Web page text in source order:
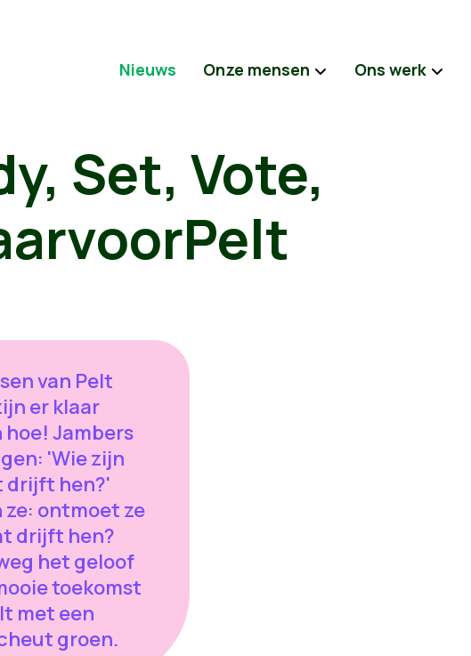
Nieuws Onze mensen Ons werk
Set, Vote,
van Pelt
er klaar
hoe! Jambers
'Wie zijn
drijft hen?'
ze: ontmoet ze
drijft hen?
het geloof
toekomst
met een
groen.